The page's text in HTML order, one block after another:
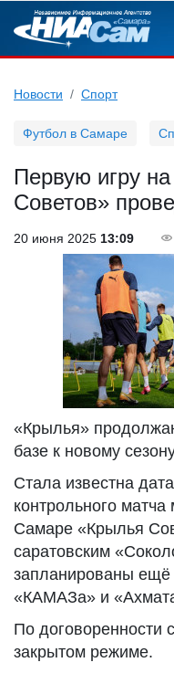
Новости Спорт
Футбол в Самаре
Первую игру
Советов»
20 июня 2025 13:09
«Крылья»
базе к новому
Стала известна
контрольного
Самаре «Крылья
саратовским
запланированы ещё
«КАМАЗа» и
По договоренности
закрытом режиме.